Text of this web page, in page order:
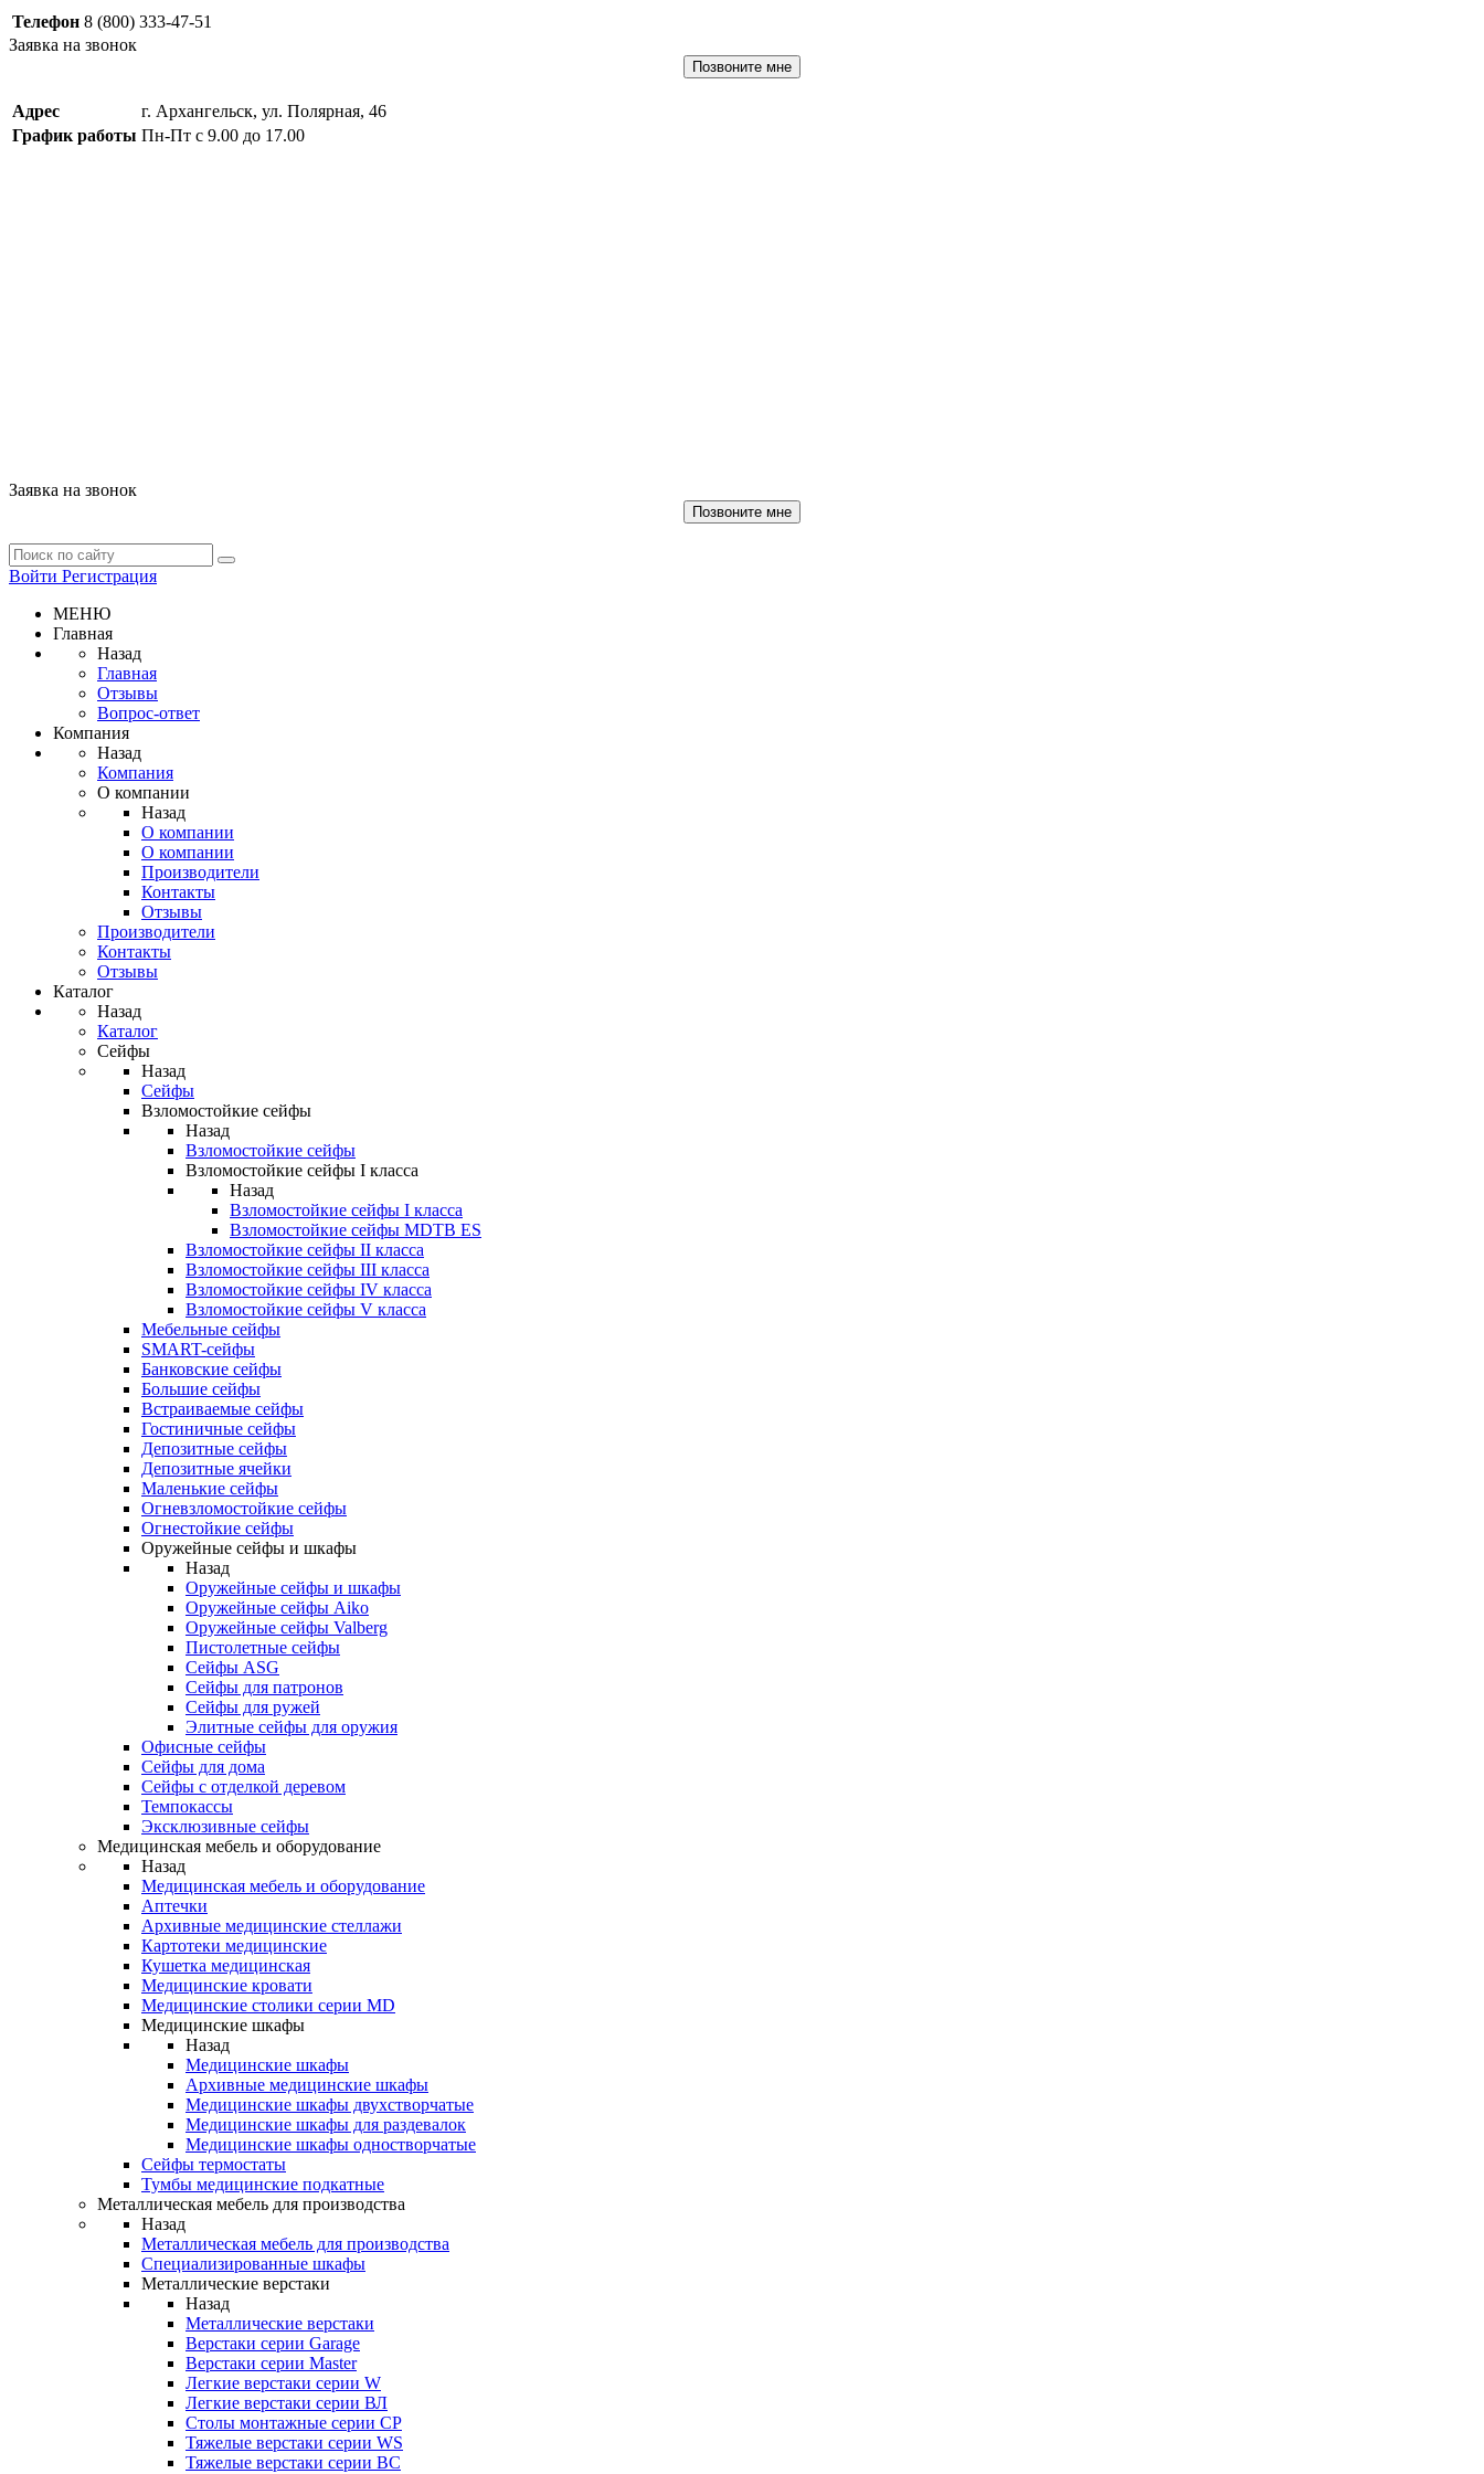
Телефон 8 (800) 333-47-51
Заявка на звонок
Позвоните мне
Адрес
г. Архангельск, ул. Полярная, 46
График работы Пн-Пт с 9.00 до 17.00
Заявка на звонок
Позвоните мне
Войти Регистрация
МЕНЮ
Главная
Назад
Главная
Отзывы
Вопрос-ответ
Компания
Назад
Компания
О компании
Назад
О компании
О компании
Производители
Контакты
Отзывы
Производители
Контакты
Отзывы
Каталог
Назад
Каталог
Сейфы
Назад
Сейфы
Взломостойкие сейфы
Назад
Взломостойкие сейфы
Взломостойкие сейфы I класса
Назад
Взломостойкие сейфы I класса
Взломостойкие сейфы MDTB ES
Взломостойкие сейфы II класса
Взломостойкие сейфы III класса
Взломостойкие сейфы IV класса
Взломостойкие сейфы V класса
Мебельные сейфы
SMART-сейфы
Банковские сейфы
Большие сейфы
Встраиваемые сейфы
Гостиничные сейфы
Депозитные сейфы
Депозитные ячейки
Маленькие сейфы
Огневзломостойкие сейфы
Огнестойкие сейфы
Оружейные сейфы и шкафы
Назад
Оружейные сейфы и шкафы
Оружейные сейфы Aiko
Оружейные сейфы Valberg
Пистолетные сейфы
Сейфы ASG
Сейфы для патронов
Сейфы для ружей
Элитные сейфы для оружия
Офисные сейфы
Сейфы для дома
Сейфы с отделкой деревом
Темпокассы
Эксклюзивные сейфы
Медицинская мебель и оборудование
Назад
Медицинская мебель и оборудование
Аптечки
Архивные медицинские стеллажи
Картотеки медицинские
Кушетка медицинская
Медицинские кровати
Медицинские столики серии MD
Медицинские шкафы
Назад
Медицинские шкафы
Архивные медицинские шкафы
Медицинские шкафы двухстворчатые
Медицинские шкафы для раздевалок
Медицинские шкафы одностворчатые
Сейфы термостаты
Тумбы медицинские подкатные
Металлическая мебель для производства
Назад
Металлическая мебель для производства
Cпециализированные шкафы
Металлические верстаки
Назад
Металлические верстаки
Верстаки серии Garage
Верстаки серии Master
Легкие верстаки серии W
Легкие верстаки серии ВЛ
Столы монтажные серии СР
Тяжелые верстаки серии WS
Тяжелые верстаки серии ВС